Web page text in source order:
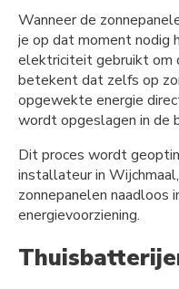
Wanneer de
je op dat moment nodig
elektriciteit gebruikt om
betekent dat zelfs op
opgewekte energie
wordt opgeslagen in de
Dit proces wordt
installateur in
zonnepanelen naadloos
energievoorziening.